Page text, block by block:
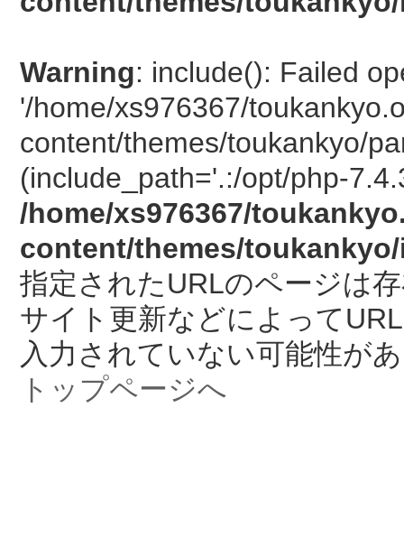
Warning: include(): Failed
'/home/xs976367/
content/themes/toukankyo/
(include_path='.:/opt/php-
/home/xs976367/
content/themes/
指定されたURLのページは
サイト更新などによって
入力されていない可能性が
トップページへ